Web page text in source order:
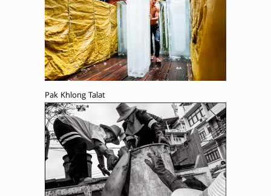
Pak Khlong Talat